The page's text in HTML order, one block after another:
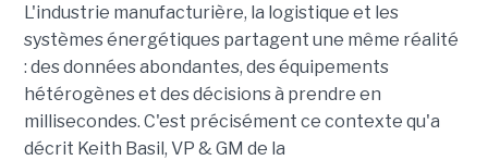
L'industrie manufacturière, la logistique et les
systèmes énergétiques partagent une même réalité
: des données abondantes, des équipements
hétérogènes et des décisions à prendre en
millisecondes. C'est précisément ce contexte qu'a
décrit Keith Basil, VP & GM de la